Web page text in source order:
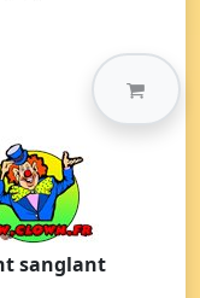
sanglant